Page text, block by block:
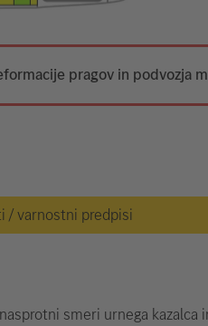
pragov in podvozja
/ varnostni predpisi
smeri urnega kazalca